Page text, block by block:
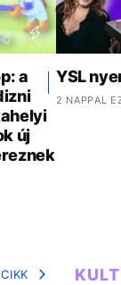
a
új
YSL
2 NAPPAL